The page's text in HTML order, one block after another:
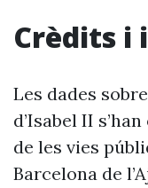
Crèdits i
Les dades
d’Isabel II
de les vies
Barcelona de